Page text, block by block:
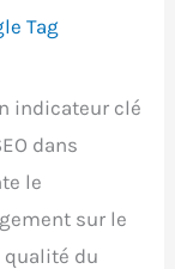
Tag
indicateur clé
dans
le
sur le
du